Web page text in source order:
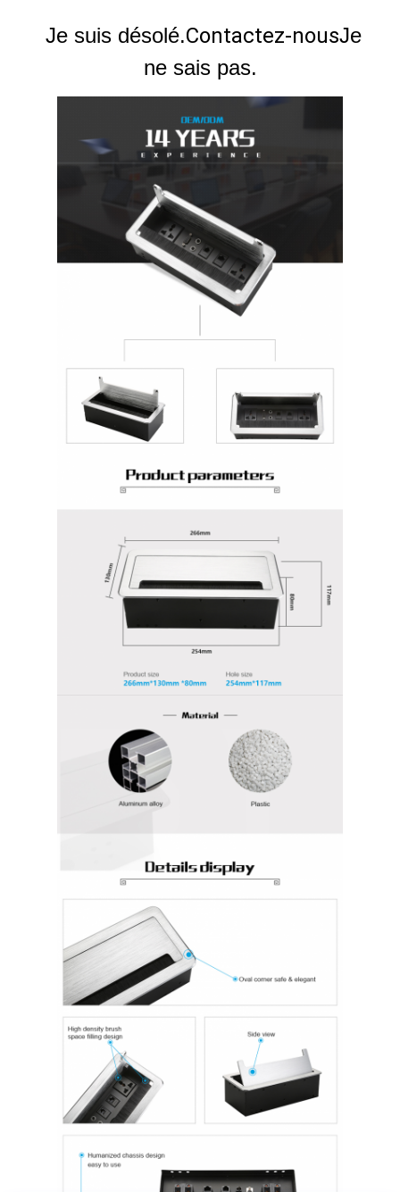
A propos de nous
Visite d'usine
Contrôle de la qualité
Tableaux interactifs
Système de conférence
Ascenseur de moniteur LCD
Une prise de bureau pop-up
Coupe d'alimentation en retrait
Sockets de prise de tour
Boîte de connexion de table de conférence
Socket de sortie hydraulique
Socket coulissant
prise de courant de bureau
Socket de piste
Tape électrique montée sur la table
Sortie de bureau en retrait
Je suis désolé.Contactez-nousJe
ne sais pas.